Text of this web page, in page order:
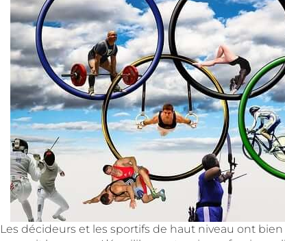
Les décideurs et les sportifs de haut niveau ont